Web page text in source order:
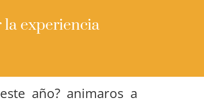
la experiencia
año? animaros a